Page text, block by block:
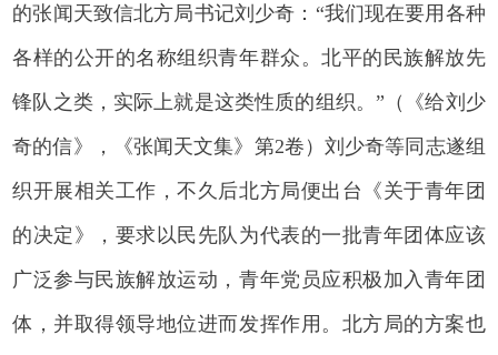
的张闻天致信北方局书记刘少奇：“我们现在要用各种
各样的公开的名称组织青年群众。北平的民族解放先
锋队之类，实际上就是这类性质的组织。”（《给刘少
奇的信》，《张闻天文集》第2卷）刘少奇等同志遂组
织开展相关工作，不久后北方局便出台《关于青年团
的决定》，要求以民先队为代表的一批青年团体应该
广泛参与民族解放运动，青年党员应积极加入青年团
体，并取得领导地位进而发挥作用。北方局的方案也